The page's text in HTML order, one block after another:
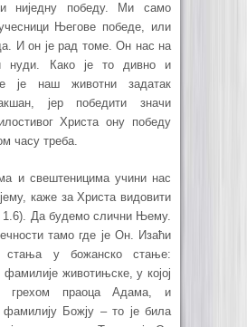
ниједну победу. Ми само
Његове победе, или
И он је рад томе. Он нас на
нуди. Како је то дивно и
је наш животни задатак
јер победити значи
Христа ону победу
часу треба.
и свештеницима учини нас
каже за Христа видовити
1.6). Да будемо слични Њему.
тамо где је Он. Изаћи
стања у божанско стање:
фамилије животињске, у којој
грехом праоца Адама, и
Божју – то је била